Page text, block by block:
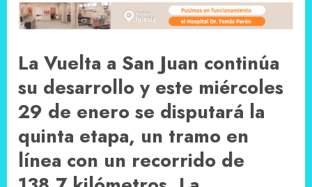
La Vuelta a San Juan continúa
su desarrollo y este miércoles
29 de enero se disputará la
quinta etapa, un tramo en
línea con un recorrido de